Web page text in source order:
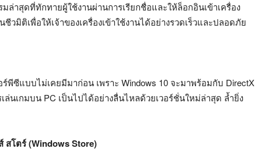
มล่าสุดที่ทักทายผู้ใช้งานผ่านการเรียกชื่อและให้ล็อกอินเข้าเครื่อง
มิติเพื่อให้เจ้าของเครื่องเข้าใช้งานได้อย่างรวดเร็วและปลอดภัย
พีซีแบบไม่เคยมีมาก่อน เพราะ Windows 10 จะมาพร้อมกับ DirectX
ล่นเกมบน PC เป็นไปได้อย่างลื่นไหลด้วยเวอร์ชั่นใหม่ล่าสุด ล้ำยิ่ง
สโตร์ (Windows Store)